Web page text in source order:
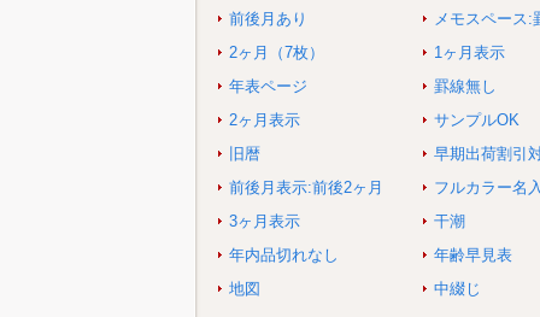
前後月あり
メモスペース:
2ヶ月（7枚）
1ヶ月表示
年表ページ
罫線無し
2ヶ月表示
サンプルOK
旧暦
早期出荷割引
前後月表示:前後2ヶ月
フルカラー名
3ヶ月表示
干潮
年内品切れなし
年齢早見表
地図
中綴じ